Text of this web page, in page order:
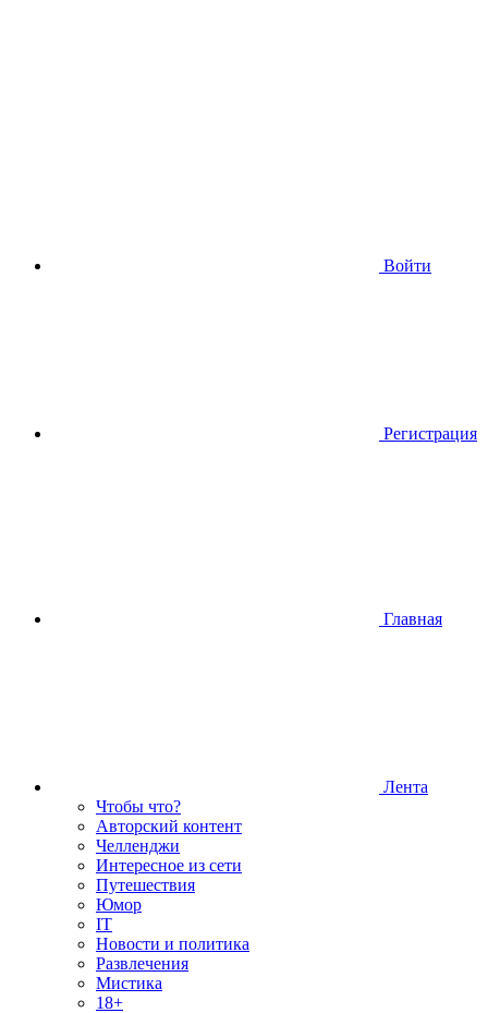
Войти
Регистрация
Главная
Лента
Чтобы что?
Авторский контент
Челленджи
Интересное из сети
Путешествия
Юмор
IT
Новости и политика
Развлечения
Мистика
18+